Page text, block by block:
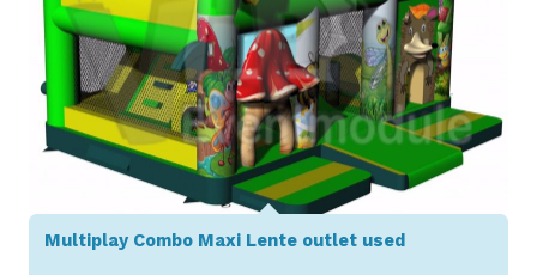
Multiplay Combo Maxi Lente outlet used